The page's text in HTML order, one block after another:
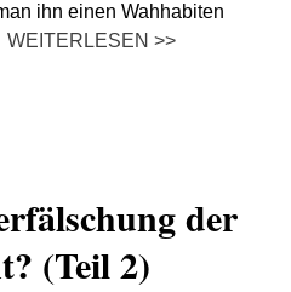
ihn einen Wahhabiten
WEITERLESEN >>
der
(Teil 2)